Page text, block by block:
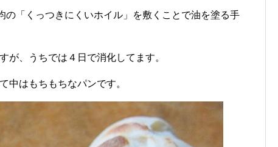
の「くっつきにくいホイル」を敷くことで油を塗る手
が、うちでは４日で消化してます。
中はもちもちなパンです。